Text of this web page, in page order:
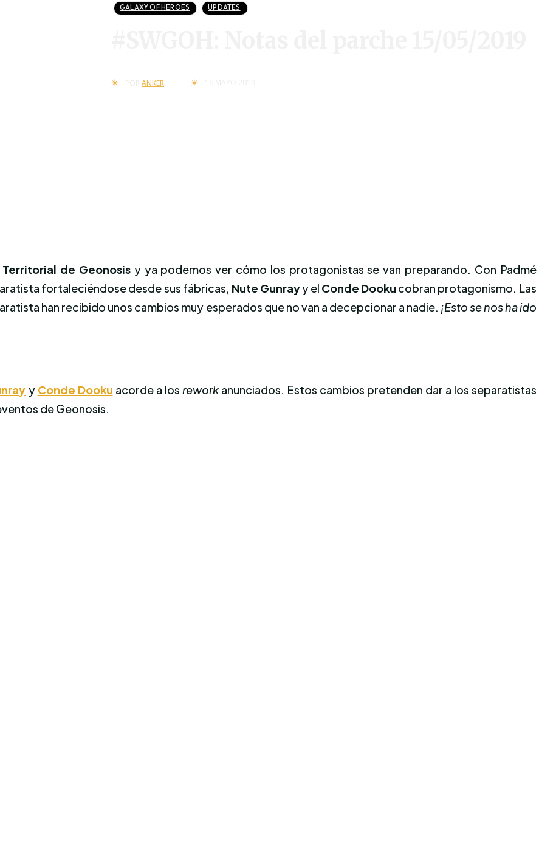
GALAXY OF HEROES UPDATES
ANKER
de Geonosisy ya podemos ver cómo los protagonistas se van preparando. Con Padmé
fortaleciéndose desde sus fábricas, Nute Gunrayy el Conde Dooku cobran protagonismo. Las
han recibido unos cambios muy esperados que no van a decepcionar a nadie. ¡Esto se nos ha ido
y Conde Dooku acorde a los reworkanunciados. Estos cambios pretenden dar a los separatistas
de Geonosis.